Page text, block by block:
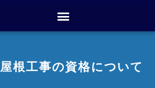
根工事の資格について